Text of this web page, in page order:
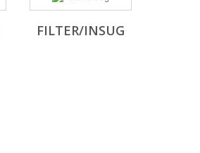
FILTER/INSUG